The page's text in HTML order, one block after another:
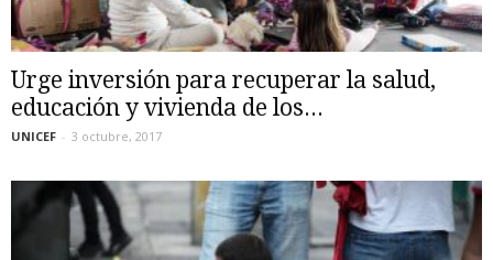
Urge inversión para recuperar la salud,
educación y vivienda de los...
UNICEF - 3 octubre, 2017